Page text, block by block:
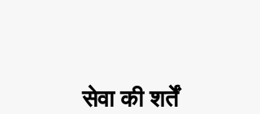
सेवा की शर्तें